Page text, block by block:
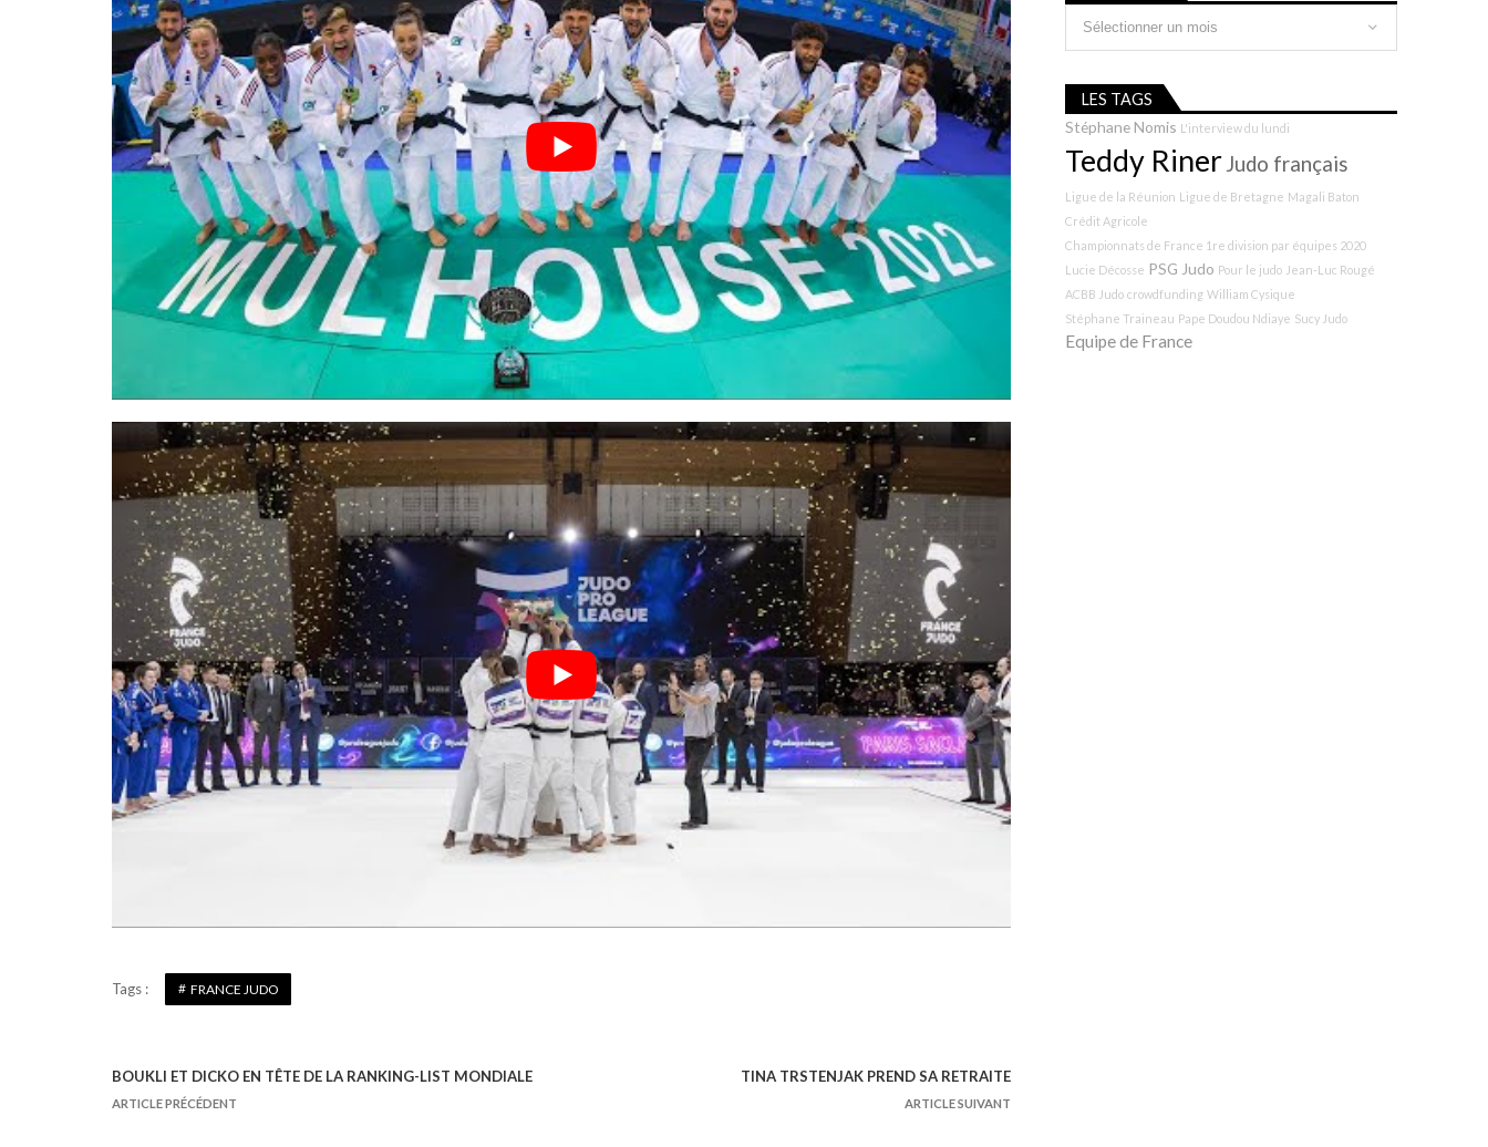
Tags : FRANCE JUDO
N
BOUKLI ET DICKO EN TÊTE DE LA RANKING-LIST MONDIALE
ARTICLE PRÉCÉDENT
TINA TRSTENJAK PREND SA RETRAITE
ARTICLE SUIVANT
LES TAGS
Stéphane Nomis L'interview du lundi
Teddy RinerJudo français
Ligue de la Réunion Ligue de Bretagne Magali Baton
Crédit Agricole
Championnats de France 1re division par équipes 2020
Lucie Décosse PSG Judo Pour le judo Jean-Luc Rougé
ACBB Judo crowdfunding William Cysique
Stéphane Traineau Pape Doudou Ndiaye Sucy Judo
Equipe de France